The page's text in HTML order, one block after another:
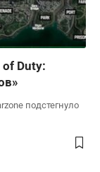
Duty:
подстегнуло